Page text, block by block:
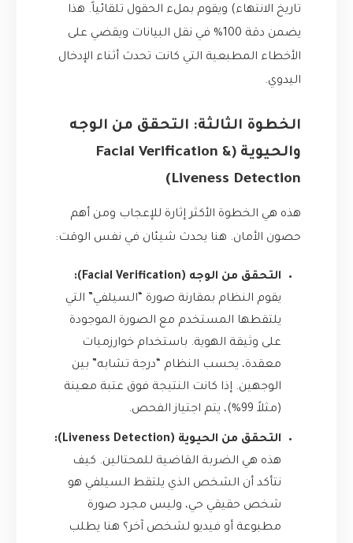
تاريخ الانتهاء) ويقوم بملء الحقول تلقائياً. هذا
يضمن دقة 100% في نقل البيانات ويقضي على
الأخطاء المطبعية التي كانت تحدث أثناء الإدخال
اليدوي.
الخطوة الثالثة: التحقق من الوجه
والحيوية (Facial Verification &
Liveness Detection)
هذه هي الخطوة الأكثر إثارة للإعجاب ومن أهم
حصون الأمان. هنا يحدث شيئان في نفس الوقت:
التحقق من الوجه (Facial Verification):
يقوم النظام بمقارنة صورة “السيلفي” التي
يلتقطها المستخدم مع الصورة الموجودة
على وثيقة الهوية. باستخدام خوارزميات
معقدة، يحسب النظام “درجة تشابه” بين
الوجهين. إذا كانت النتيجة فوق عتبة معينة
(مثلاً 99%)، يتم اجتياز الفحص.
التحقق من الحيوية (Liveness Detection):
هذه هي الضربة القاضية للمحتالين. كيف
نتأكد أن الشخص الذي يلتقط السيلفي هو
شخص حقيقي حي، وليس مجرد صورة
مطبوعة أو فيديو لشخص آخر؟ هنا يطلب